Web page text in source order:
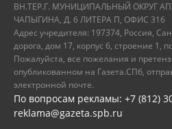
ВН.ТЕР.Г. МУНИЦИПАЛЬНЫЙ ОКРУГ
ЧАПЫГИНА, Д. 6 ЛИТЕРА П, ОФИС 316
Адрес учредителя: 197374, Россия,
дорога, дом 17, корпус 6, строение 1,
Пожалуйста, все пожелания и
опубликованном на Газета.СПб,
электронной почте.
По вопросам рекламы: +7 (812)
reklama@gazeta.spb.ru